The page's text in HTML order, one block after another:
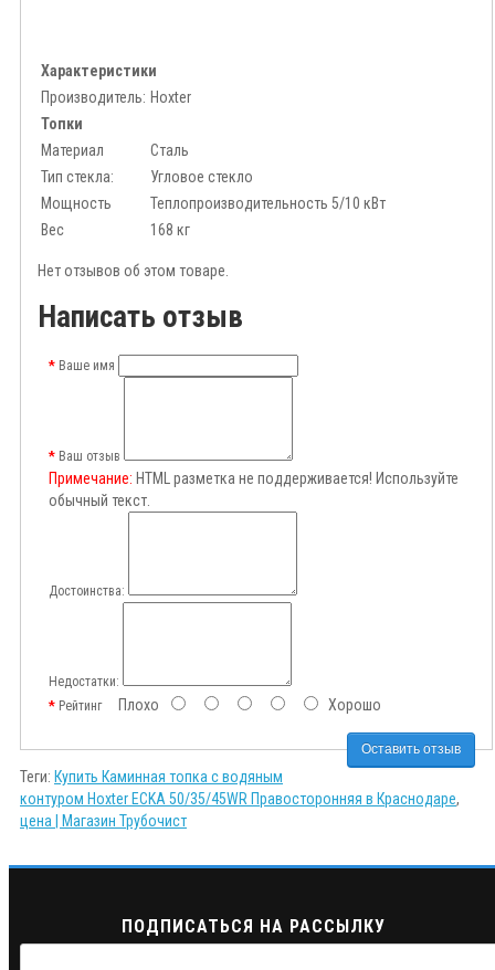
Характеристики
Производитель: Hoxter
Топки
Материал
Сталь
Тип стекла:
Угловое стекло
Мощность
Теплопроизводительность 5/10 кВт
Вес
168 кг
Нет отзывов об этом товаре.
Написать отзыв
Ваше имя
Ваш отзыв
Примечание: HTML разметка не поддерживается! Используйте
обычный текст.
Достоинства:
Недостатки:
РейтингПлохо Хорошо
Оставить отзыв
Теги: Купить Каминная топка с водяным
контуром Hoxter ECKA 50/35/45WR Правосторонняя в Краснодаре,
цена | Магазин Трубочист
ПОДПИСАТЬСЯ НА РАССЫЛКУ